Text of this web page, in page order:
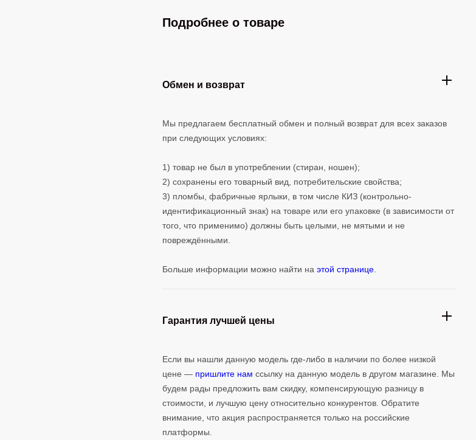
Подробнее о товаре
Обмен и возврат
Мы предлагаем бесплатный обмен и полный возврат для всех заказов
при следующих условиях:
1) товар не был в употреблении (стиран, ношен);
2) сохранены его товарный вид, потребительские свойства;
3) пломбы, фабричные ярлыки, в том числе КИЗ (контрольно-
идентификационный знак) на товаре или его упаковке (в зависимости от
того, что применимо) должны быть целыми, не мятыми и не
повреждёнными.
Больше информации можно найти наэтой странице
Гарантия лучшей цены
Если вы нашли данную модель где-либо в наличии по более низкой
цене — пришлите нам ссылку на данную модель в другом магазине. Мы
будем рады предложить вам скидку, компенсирующую разницу в
стоимости, и лучшую цену относительно конкурентов. Обратите
внимание, что акция распространяется только на российские
платформы.